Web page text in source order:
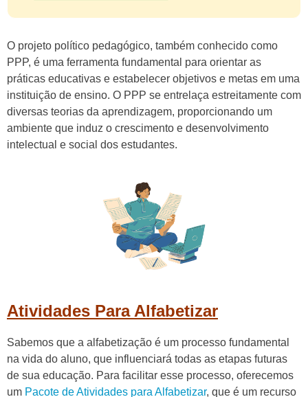
O projeto político pedagógico, também conhecido como
PPP, é uma ferramenta fundamental para orientar as
práticas educativas e estabelecer objetivos e metas em uma
instituição de ensino. O PPP se entrelaça estreitamente com
diversas teorias da aprendizagem, proporcionando um
ambiente que induz o crescimento e desenvolvimento
intelectual e social dos estudantes.
Atividades Para Alfabetizar
Sabemos que a alfabetização é um processo fundamental
na vida do aluno, que influenciará todas as etapas futuras
de sua educação. Para facilitar esse processo, oferecemos
um Pacote de Atividades para Alfabetizar, que é um recurso